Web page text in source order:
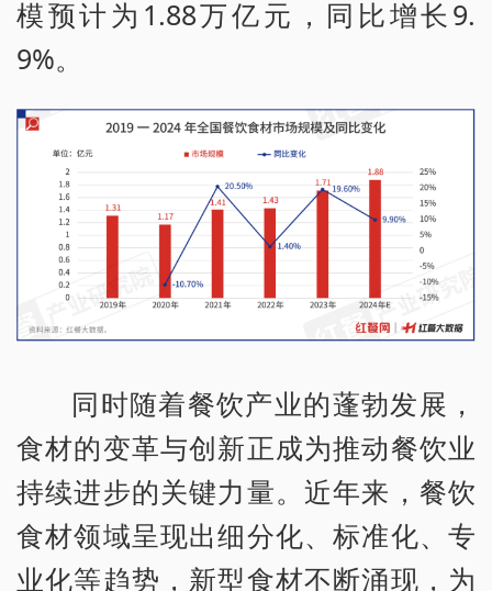
模预计为1.88万亿元，同比增长9.
9%。
同时随着餐饮产业的蓬勃发展，
食材的变革与创新正成为推动餐饮业
持续进步的关键力量。近年来，餐饮
食材领域呈现出细分化、标准化、专
业化等趋势，新型食材不断涌现，为